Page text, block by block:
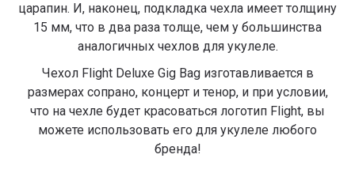
царапин. И, наконец, подкладка чехла имеет толщину
15 мм, что в два раза толще, чем у большинства
аналогичных чехлов для укулеле.
Чехол Flight Deluxe Gig Bag изготавливается в
размерах сопрано, концерт и тенор, и при условии,
что на чехле будет красоваться логотип Flight, вы
можете использовать его для укулеле любого
бренда!